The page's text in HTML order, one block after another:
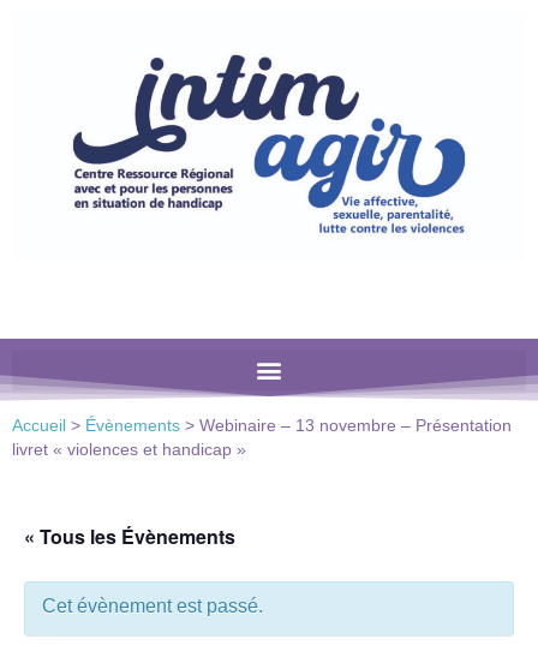
comprend
Accueil > Évènements > Webinaire – 13 novembre – Présentation
livret « violences et handicap »
« Tous les Évènements
Cet évènement est passé.